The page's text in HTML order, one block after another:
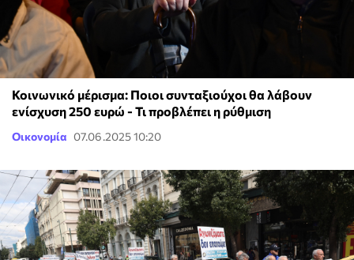
Κοινωνικό μέρισμα: Ποιοι συνταξιούχοι θα λάβουν
ενίσχυση 250 ευρώ - Τι προβλέπει η ρύθμιση
Οικονομία 07.06.2025 10:20